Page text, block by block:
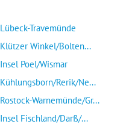
Lübeck-Travemünde
Klützer Winkel/Bolten...
Insel Poel/Wismar
Kühlungsborn/Rerik/Ne...
Rostock-Warnemünde/Gr...
Insel Fischland/Darß/...